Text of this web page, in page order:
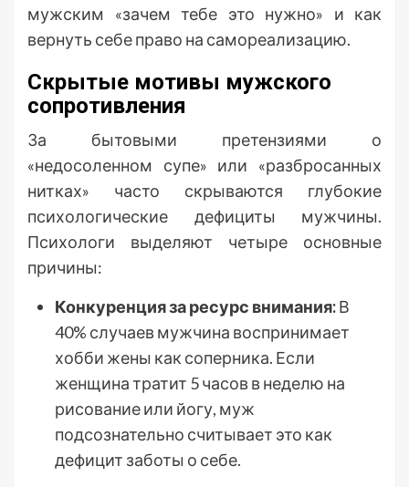
мужским «зачем тебе это нужно» и как
вернуть себе право на самореализацию.
Скрытые мотивы мужского
сопротивления
За бытовыми претензиями о
«недосоленном супе» или «разбросанных
нитках» часто скрываются глубокие
психологические дефициты мужчины.
Психологи выделяют четыре основные
причины:
Конкуренция за ресурс внимания:В
40% случаев мужчина воспринимает
хобби жены как соперника. Если
женщина тратит 5 часов в неделю на
рисование или йогу, муж
подсознательно считывает это как
дефицит заботы о себе.